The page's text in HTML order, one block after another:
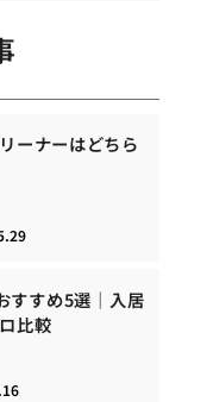
ーナーはどちら
すすめ5選｜入居
比較